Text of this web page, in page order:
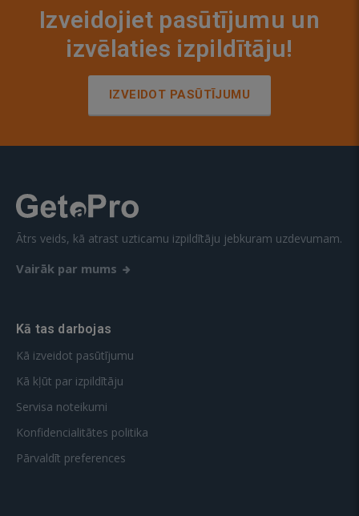
Izveidojiet pasūtījumu un
izvēlaties izpildītāju!
IZVEIDOT PASŪTĪJUMU
Ātrs veids, kā atrast uzticamu izpildītāju jebkuram uzdevumam.
Vairāk par mums
Kā tas darbojas
Kā izveidot pasūtījumu
Kā kļūt par izpildītāju
Servisa noteikumi
Konfidencialitātes politika
Pārvaldīt preferences